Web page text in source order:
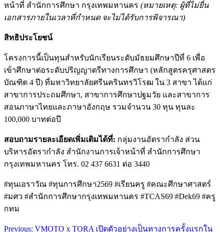
หน้าที่ สำนักการศึกษา กรุงเทพมหานคร (หมายเหตุ: ผู้ที่ไม่ยื่น
เอกสารภายในเวลาที่กำหนด จะไม่ได้รับการพิจารณา)
สิทธิประโยชน์
โครงการนี้เป็นทุนสำหรับนักเรียนระดับมัธยมศึกษาปีที่ 6 เพื่อ
เข้าศึกษาต่อระดับปริญญาตรีทางการศึกษา (หลักสูตรครุศาสตร
บัณฑิต 4 ปี) ที่มหาวิทยาลัยศรีนครินทรวิโรฒ ใน 3 สาขา ได้แก่
สาขาการประถมศึกษา, สาขาการศึกษาปฐมวัย และสาขาการ
สอนภาษาไทยและภาษาอังกฤษ รวมจำนวน 30 ทุน ทุนละ
100,000 บาทต่อปี
สอบถามรายละเอียดเพิ่มเติมได้ที่: กลุ่มงานอัตรากำลัง ส่วน
บริหารอัตรากำลัง สำนักงานการเจ้าหน้าที่ สำนักการศึกษา
กรุงเทพมหานคร โทร. 02 437 6631 ต่อ 3440
#ทุนเอราวัณ #ทุนการศึกษา2569 #เรียนครู #คณะศึกษาศาสตร์
#มศว #สำนักการศึกษากรุงเทพมหานคร #TCAS69 #Dek69 #ครู
กทม
Post
Previous: VMOTO x TORA เปิดตัวอย่างเป็นทางการครั้งแรกใน